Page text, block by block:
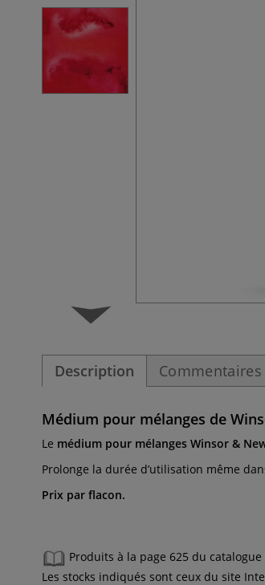
Description
Médium pour mélanges de
Le médium pour mélanges Winsor &
Prolonge la durée d’utilisation même
Prix par flacon.
Produits à la page 625 du
Les stocks indiqués sont ceux du site